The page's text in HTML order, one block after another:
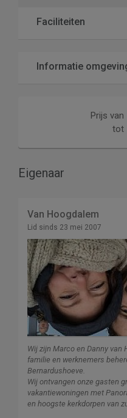
Faciliteiten
Informatie
Prijs van
tot
Eigenaar
Van Hoogdalem
Lid sinds 23 mei 2007
Wij zijn Marco en Danny van
familie en werknemers
Bernardushoeve.
Wij ontvangen onze gasten
vakantiewoningen met
en hoogste kerkdorpen van